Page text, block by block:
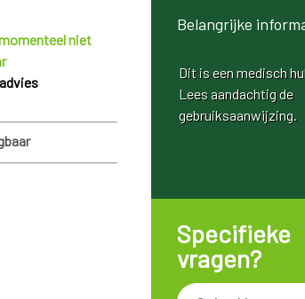
niet
Belangrijke
Dit is een medisch
Lees aandachtig de
gebruiksaanwijzing.
Specifieke
vragen?